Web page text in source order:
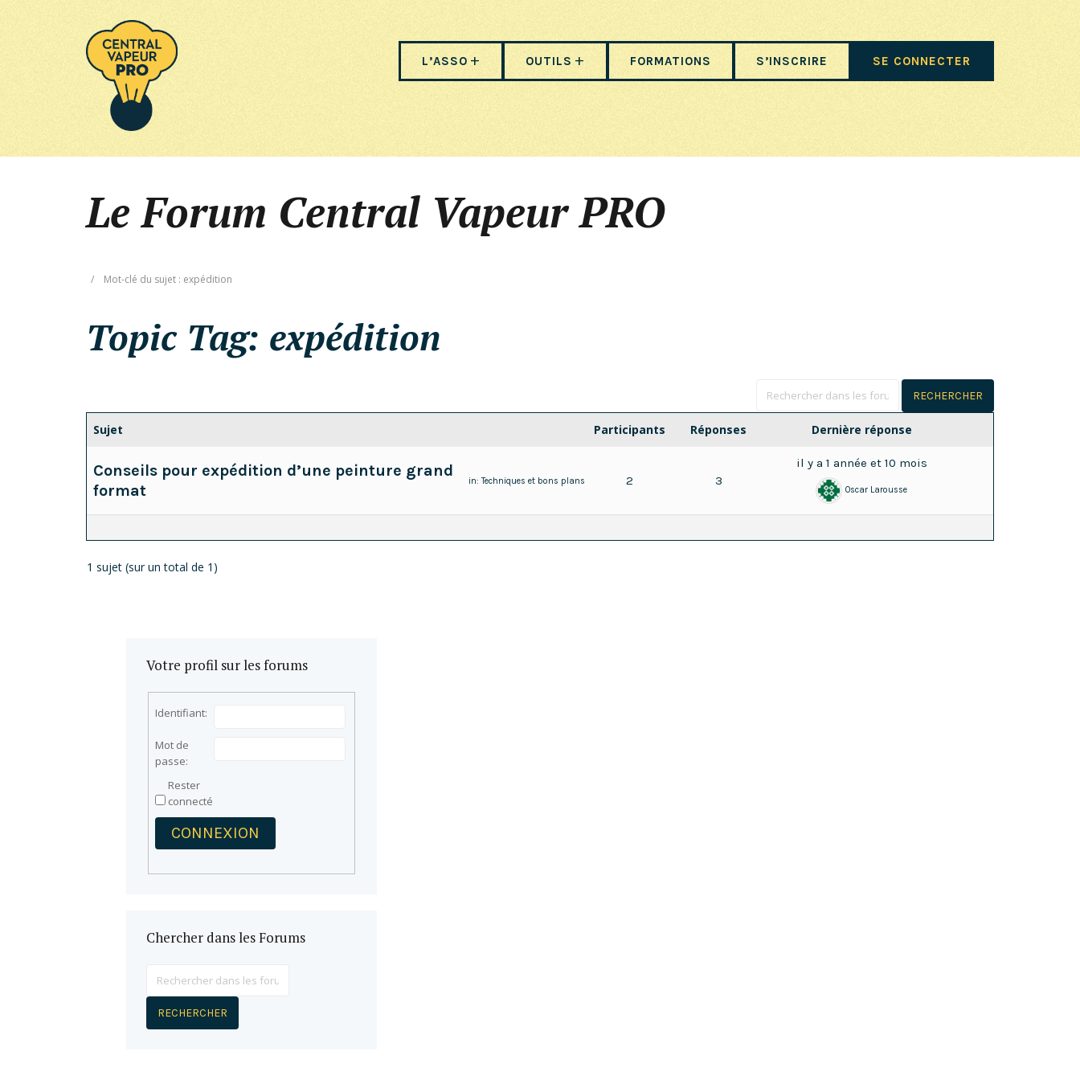
L’ASSO OUTILS FORMATIONS S’INSCRIRE SE CONNECTER
Le Forum Central Vapeur PRO
/ Mot-clé du sujet : expédition
Topic Tag: expédition
Sujet Participants Réponses Dernière réponse
Conseils pour expédition d’une peinture grand
format
in:Techniques et bons plans 2 3
il y a 1 année et 10 mois
Oscar Larousse
1 sujet (sur un total de 1)
Votre profil sur les forums
Identifiant:
Mot de
passe:
Rester
connecté
CONNEXION
Chercher dans les Forums